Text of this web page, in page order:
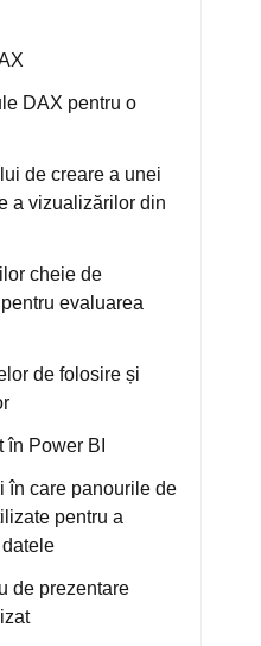
DAX pentru o
de creare a unei
a vizualizărilor din
cheie de
evaluarea
de folosire și
în Power BI
în care panourile de
pentru a
de prezentare